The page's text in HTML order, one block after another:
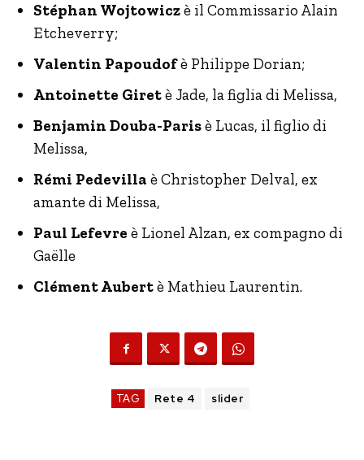
Stéphan Wojtowiczè il Commissario Alain
Etcheverry;
Valentin Papoudofè Philippe Dorian;
Antoinette Giretè Jade, la figlia di Melissa,
Benjamin Douba-Parisè Lucas, il figlio di
Melissa,
Rémi Pedevilla è Christopher Delval, ex
amante di Melissa,
Paul Lefevre è Lionel Alzan, ex compagno di
Gaëlle
Clément Aubertè Mathieu Laurentin.
TAG Rete 4 slider